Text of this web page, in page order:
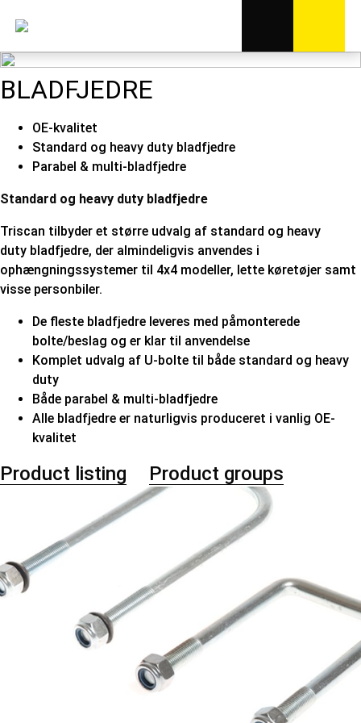
BLADFJEDRE
OE-kvalitet
Standard og heavy duty bladfjedre
Parabel & multi-bladfjedre
Standard og heavy duty bladfjedre
Triscan tilbyder et større udvalg af standard og heavy
duty bladfjedre, der almindeligvis anvendes i
ophængningssystemer til 4x4 modeller, lette køretøjer samt
visse personbiler.
De fleste bladfjedre leveres med påmonterede
bolte/beslag og er klar til anvendelse
Komplet udvalg af U-bolte til både standard og heavy
duty
Både parabel & multi-bladfjedre
Alle bladfjedre er naturligvis produceret i vanlig OE-
kvalitet
Product listing Product groups